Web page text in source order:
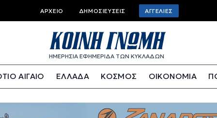
Top
bar
menu
ΑΡΧΕΊΟ ΔΗΜΟΣΙΕΎΣΕΙΣ ΑΓΓΕΛΊΕΣ
ΗΜΕΡΗΣΙΑ ΕΦΗΜΕΡΙΔΑ ΤΩΝ ΚΥΚΛΑΔΩΝ
ΑΙΓΑΙΟ ΕΛΛΑΔΑ ΚΟΣΜΟΣ ΟΙΚΟΝΟΜΙΑ